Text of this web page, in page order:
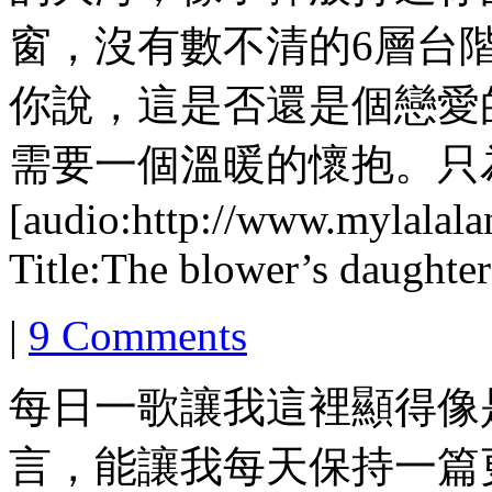
窗，沒有數不清的6層台
你說，這是否還是個戀
需要一個溫暖的懷抱。
[audio:http://
Title:The blower’s
| 9 Comments
每日一歌讓我這裡顯得
言，能讓我每天保持一